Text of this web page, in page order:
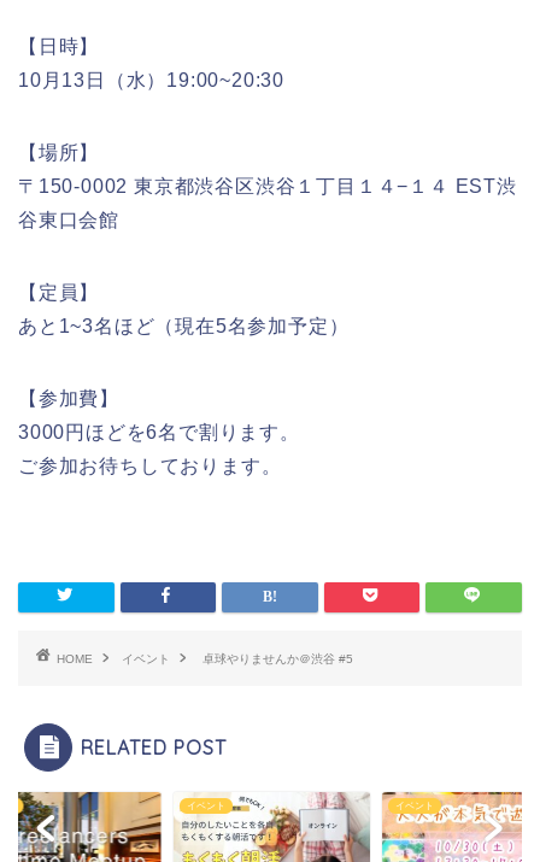
【日時】
10月13日（水）19:00~20:30
【場所】
〒150-0002 東京都渋谷区渋谷１丁目１４−１４ EST渋
谷東口会館
【定員】
あと1~3名ほど（現在5名参加予定）
【参加費】
3000円ほどを6名で割ります。
ご参加お待ちしております。
HOME イベント 卓球やりませんか＠渋谷 #5
RELATED POST
イベント イベント